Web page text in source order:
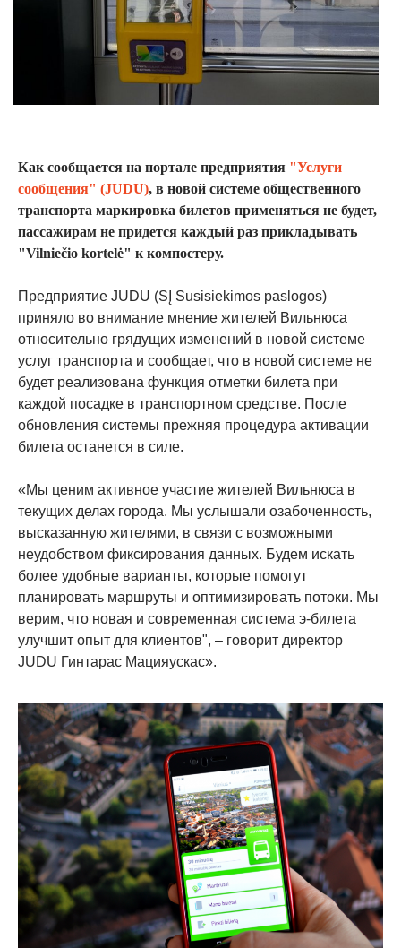
Как сообщается на портале предприятия "Услуги
сообщения" (JUDU), в новой системе общественного
транспорта маркировка билетов применяться не будет,
пассажирам не придется каждый раз прикладывать
"Vilniečio kortelė" к компостеру.
Предприятие JUDU (SĮ Susisiekimos paslogos)
приняло во внимание мнение жителей Вильнюса
относительно грядущих изменений в новой системе
услуг транспорта и сообщает, что в новой системе не
будет реализована функция отметки билета при
каждой посадке в транспортном средстве. После
обновления системы прежняя процедура активации
билета останется в силе.
«Мы ценим активное участие жителей Вильнюса в
текущих делах города. Мы услышали озабоченность,
высказанную жителями, в связи с возможными
неудобством фиксирования данных. Будем искать
более удобные варианты, которые помогут
планировать маршруты и оптимизировать потоки. Мы
верим, что новая и современная система э-билета
улучшит опыт для клиентов", – говорит директор
JUDU Гинтарас Мацияускас».